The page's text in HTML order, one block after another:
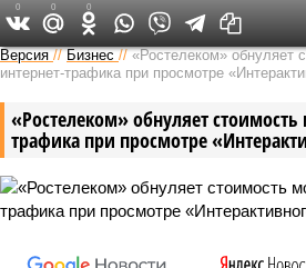
Версия в Саратове
Версия //Бизнес //«Ростелеком» обнуляет
интернет-трафика при просмотре
«Ростелеком» обнуляет
трафика при просмотре
0 0 0